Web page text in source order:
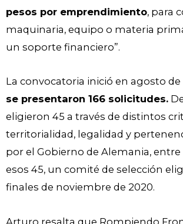
pesos por emprendimiento, para
maquinaria, equipo o materia
un soporte financiero”.
La convocatoria inició en agosto
se presentaron 166 solicitudes.
eligieron 45 a través de distintos
territorialidad, legalidad y
por el Gobierno de Alemania, entre
esos 45, un comité de selección
finales de noviembre de 2020.